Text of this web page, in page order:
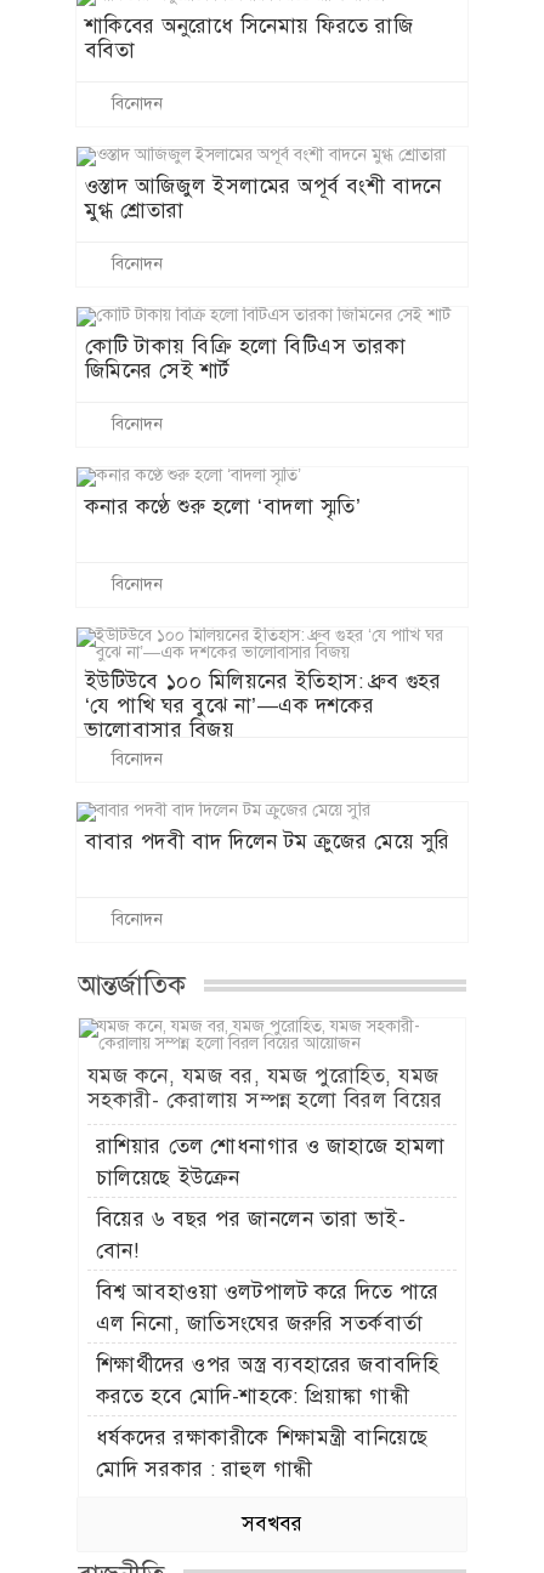
শাকিবের অনুরোধে সিনেমায় ফিরতে রাজি
ববিতা
বিনোদন
ওস্তাদ আজিজুল ইসলামের অপূর্ব বংশী বাদনে
মুগ্ধ শ্রোতারা
বিনোদন
কোটি টাকায় বিক্রি হলো বিটিএস তারকা
জিমিনের সেই শার্ট
বিনোদন
কনার কণ্ঠে শুরু হলো ‘বাদলা স্মৃতি’
বিনোদন
ইউটিউবে ১০০ মিলিয়নের ইতিহাস: ধ্রুব গুহর
‘যে পাখি ঘর বুঝে না’—এক দশকের
ভালোবাসার বিজয়
বিনোদন
বাবার পদবী বাদ দিলেন টম ক্রুজের মেয়ে সুরি
বিনোদন
আন্তর্জাতিক
যমজ কনে, যমজ বর, যমজ পুরোহিত, যমজ
সহকারী- কেরালায় সম্পন্ন হলো বিরল বিয়ের
আয়োজন
রাশিয়ার তেল শোধনাগার ও জাহাজে হামলা
চালিয়েছে ইউক্রেন
বিয়ের ৬ বছর পর জানলেন তারা ভাই-
বোন!
বিশ্ব আবহাওয়া ওলটপালট করে দিতে পারে
এল নিনো, জাতিসংঘের জরুরি সতর্কবার্তা
শিক্ষার্থীদের ওপর অস্ত্র ব্যবহারের জবাবদিহি
করতে হবে মোদি-শাহকে: প্রিয়াঙ্কা গান্ধী
ধর্ষকদের রক্ষাকারীকে শিক্ষামন্ত্রী বানিয়েছে
মোদি সরকার : রাহুল গান্ধী
সবখবর